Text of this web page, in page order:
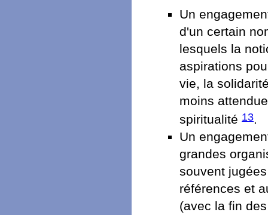
Un
d'un certain
lesquels la
aspirations
vie, la
moins
spiritualité 13.
Un
grandes
souvent
références et
(avec la fin